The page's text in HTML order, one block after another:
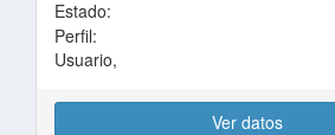
Estado:
Perfil:
Usuario,
Ver datos